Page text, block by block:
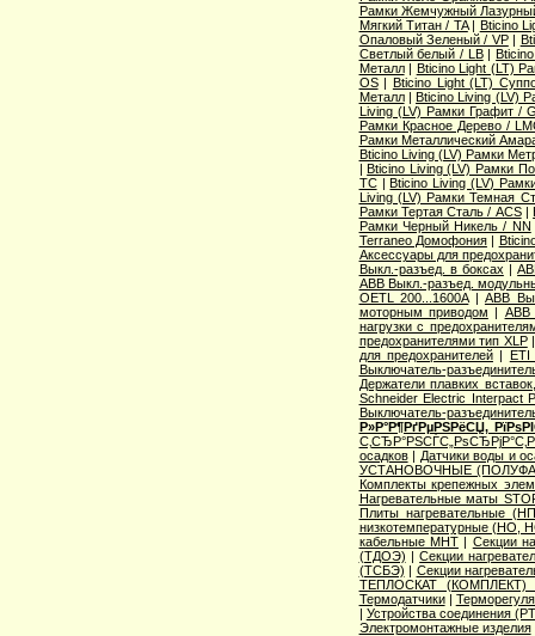
Рамки Жемчужный
Мягкий Титан / TA| Bticino
Опаловый Зеленый / VP|
Светлый белый / LB|
Металл| Bticino Light (LT)
OS| Bticino Light (LT)
Металл|Bticino Living (LV)
Living (LV) Рамки Графит /
Рамки Красное Дерево /
Рамки Металлический
Bticino Living (LV) Рамки
|Bticino Living (LV) Рамки
TC|Bticino Living (LV)
Living (LV) Рамки Темная
Рамки Тертая Сталь / ACS|
Рамки Черный Никель / NN
Terraneo Домофония|
Аксессуары для
Выкл.-разъед. в боксах |
ABB Выкл.-разъед.
OETL 200...1600A| ABB
моторным приводом | ABB
нагрузки с
предохранителями тип XLP
для предохранителей| ETI
Выключатель-
Держатели плавких
Schneider Electric Interpact
Выключатель-
Р»Р°Р¶РґРµРЅРёСЏ,
осадков| Датчики воды и
УСТАНОВОЧНЫЕ
Комплекты крепежных
Нагревательные маты
Плиты нагревательные
низкотемпературные
кабельные МНТ| Секции
(ТДОЭ) |Секции
(ТСБЭ) | Секции
ТЕПЛОСКАТ (КОМПЛЕКТ)
Термодатчики|
| Устройства соединения
Электромонтажные изделия